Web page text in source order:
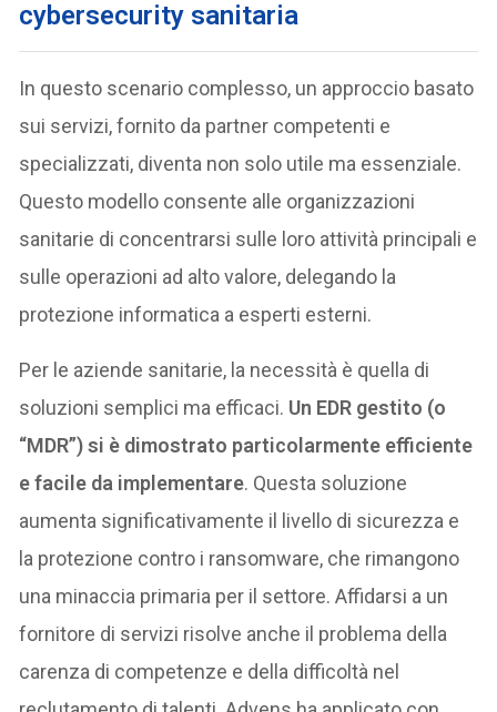
cybersecurity sanitaria
In questo scenario complesso, un approccio basato
sui servizi, fornito da partner competenti e
specializzati, diventa non solo utile ma essenziale.
Questo modello consente alle organizzazioni
sanitarie di concentrarsi sulle loro attività principali e
sulle operazioni ad alto valore, delegando la
protezione informatica a esperti esterni.
Per le aziende sanitarie, la necessità è quella di
soluzioni semplici ma efficaci. Un EDR gestito (o
“MDR”) si è dimostrato particolarmente efficiente
e facile da implementare. Questa soluzione
aumenta significativamente il livello di sicurezza e
la protezione contro i ransomware, che rimangono
una minaccia primaria per il settore. Affidarsi a un
fornitore di servizi risolve anche il problema della
carenza di competenze e della difficoltà nel